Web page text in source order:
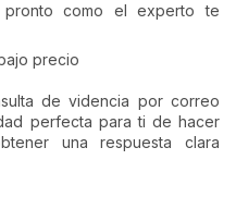
como el experto te
precio
de videncia por correo
perfecta para ti de hacer
una respuesta clara